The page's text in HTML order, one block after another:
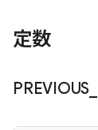
定数
PREVIOUS